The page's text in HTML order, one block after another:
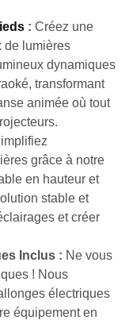
: Créez une
de lumières
dynamiques
transformant
animée où tout
grâce à notre
en hauteur et
stable et
et créer
Inclus : Ne vous
! Nous
électriques
équipement en